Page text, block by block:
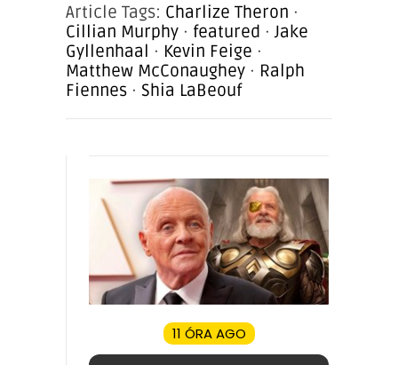
Article Tags: Charlize Theron ·
Cillian Murphy · featured · Jake
Gyllenhaal · Kevin Feige ·
Matthew McConaughey · Ralph
Fiennes · Shia LaBeouf
11 ÓRA AGO